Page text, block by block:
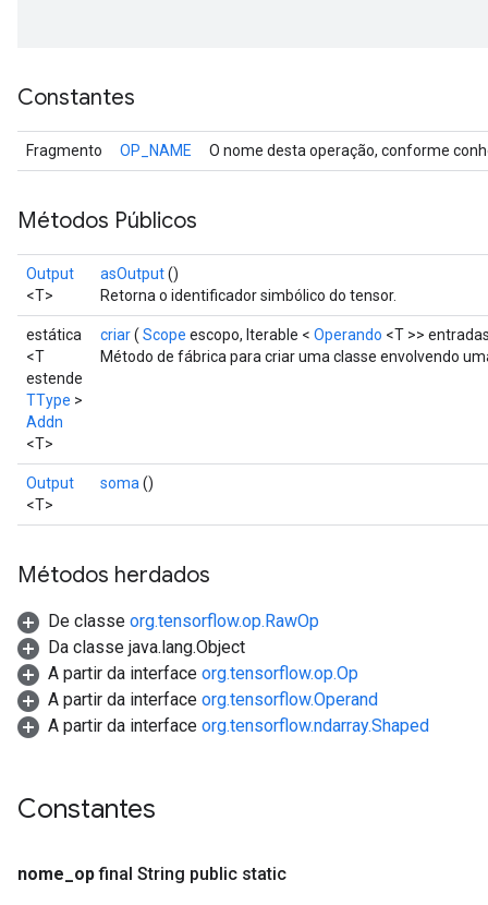
Constantes
Fragmento OP_NAME O nome desta operação, conforme
Métodos Públicos
Output
<T>
asOutput()
Retorna o identificador simbólico do tensor.
estática
<T
estende
TType >
Addn
<T>
criar( Scope escopo, Iterable < Operando <T >>
Método de fábrica para criar uma classe envolvendo
Output
<T>
soma ()
Métodos herdados
De classe org.tensorflow.op.RawOp
Da classe java.lang.Object
A partir da interface org.tensorflow.op.Op
A partir da interface org.tensorflow.Operand
A partir da interface org.tensorflow.ndarray.Shaped
Constantes
nome op final String public static